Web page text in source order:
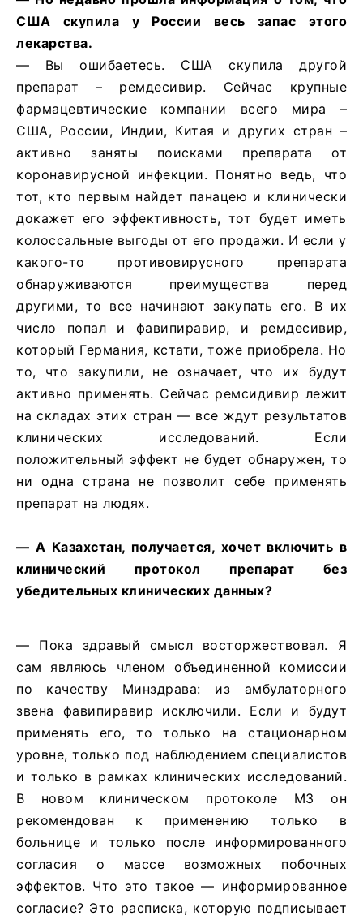
США скупила у России весь запас этого
лекарства.
— Вы ошибаетесь. США скупила другой
препарат – ремдесивир. Сейчас крупные
фармацевтические компании всего мира –
США, России, Индии, Китая и других стран –
активно заняты поисками препарата от
коронавирусной инфекции. Понятно ведь, что
тот, кто первым найдет панацею и клинически
докажет его эффективность, тот будет иметь
колоссальные выгоды от его продажи. И если у
какого-то противовирусного препарата
обнаруживаются преимущества перед
другими, то все начинают закупать его. В их
число попал и фавипиравир, и ремдесивир,
который Германия, кстати, тоже приобрела. Но
то, что закупили, не означает, что их будут
активно применять. Сейчас ремсидивир лежит
на складах этих стран — все ждут результатов
клинических исследований. Если
положительный эффект не будет обнаружен, то
ни одна страна не позволит себе применять
препарат на людях.
— А Казахстан, получается, хочет включить в
клинический протокол препарат без
убедительных клинических данных?
— Пока здравый смысл восторжествовал. Я
сам являюсь членом объединенной комиссии
по качеству Минздрава: из амбулаторного
звена фавипиравир исключили. Если и будут
применять его, то только на стационарном
уровне, только под наблюдением специалистов
и только в рамках клинических исследований.
В новом клиническом протоколе МЗ он
рекомендован к применению только в
больнице и только после информированного
согласия о массе возможных побочных
эффектов. Что это такое — информированное
согласие? Это расписка, которую подписывает